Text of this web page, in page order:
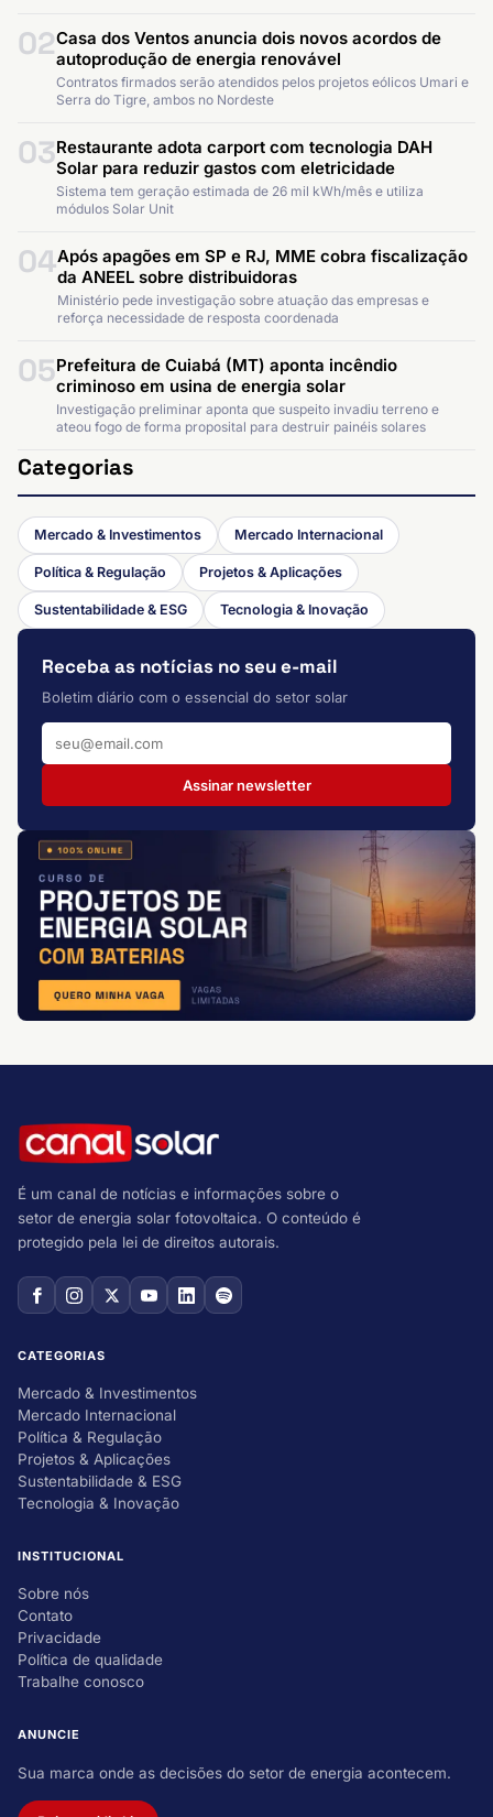
02Casa dos Ventos anuncia dois novos acordos de
autoprodução de energia renovável
Contratos firmados serão atendidos pelos projetos eólicos Umari e
Serra do Tigre, ambos no Nordeste
03Restaurante adota carport com tecnologia DAH
Solar para reduzir gastos com eletricidade
Sistema tem geração estimada de 26 mil kWh/mês e utiliza
módulos Solar Unit
04Após apagões em SP e RJ, MME cobra fiscalização
da ANEEL sobre distribuidoras
Ministério pede investigação sobre atuação das empresas e
reforça necessidade de resposta coordenada
05Prefeitura de Cuiabá (MT) aponta incêndio
criminoso em usina de energia solar
Investigação preliminar aponta que suspeito invadiu terreno e
ateou fogo de forma proposital para destruir painéis solares
Categorias
Mercado & Investimentos Mercado Internacional
Política & Regulação Projetos & Aplicações
Sustentabilidade & ESG Tecnologia & Inovação
Receba as notícias no seu e-mail
Boletim diário com o essencial do setor solar
Assinar newsletter
É um canal de notícias e informações sobre o
setor de energia solar fotovoltaica. O conteúdo é
protegido pela lei de direitos autorais.
CATEGORIAS
Mercado & Investimentos
Mercado Internacional
Política & Regulação
Projetos & Aplicações
Sustentabilidade & ESG
Tecnologia & Inovação
INSTITUCIONAL
Sobre nós
Contato
Privacidade
Política de qualidade
Trabalhe conosco
ANUNCIE
Sua marca onde as decisões do setor de energia acontecem.